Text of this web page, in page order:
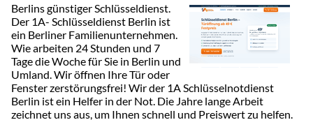
Berlins günstiger Schlüsseldienst.
Der 1A- Schlüsseldienst Berlin ist
ein Berliner Familienunternehmen.
Wie arbeiten 24 Stunden und 7
Tage die Woche für Sie in Berlin und
Umland. Wir öffnen Ihre Tür oder
Fenster zerstörungsfrei! Wir der 1A Schlüsselnotdienst
Berlin ist ein Helfer in der Not. Die Jahre lange Arbeit
zeichnet uns aus, um Ihnen schnell und Preiswert zu helfen.